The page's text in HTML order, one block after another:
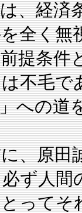
、経済
全く
提条件
不毛で
への道
原田
ず人間
ってそ